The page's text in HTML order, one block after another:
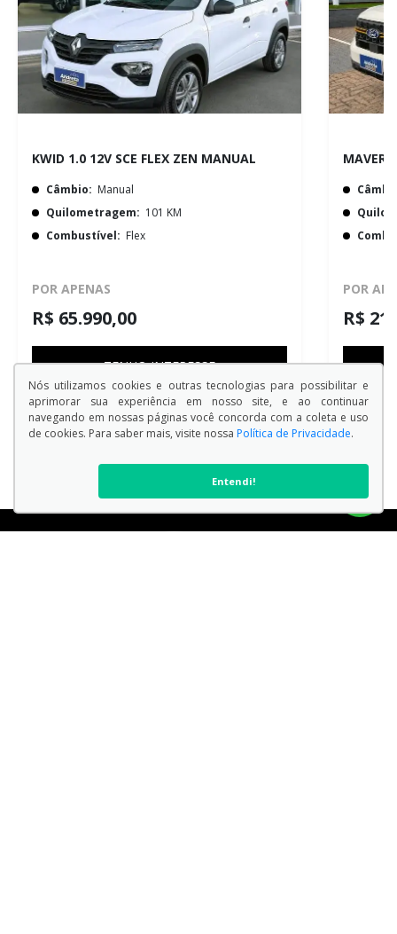
KWID 1.0 12V SCE FLEX ZEN MANUAL
Câmbio: Manual
Quilometragem: 101 KM
Combustível: Flex
POR APENAS
R$ 65.990,00
TENHO INTERESSE
POR
R$
VER TODOS OS MODELOS
Nós utilizamos cookies e outras tecnologias para possibilitar e
aprimorar sua experiência em nosso site, e ao continuar
navegando em nossas páginas você concorda com a coleta e uso
de cookies. Para saber mais, visite nossa Política de Privacidade.
Entendi!